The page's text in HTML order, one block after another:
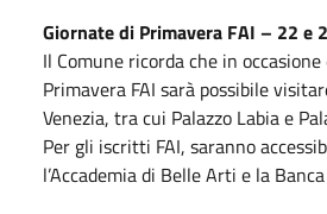
Giornate di Primavera FAI – 22 e
Il Comune ricorda che in
Primavera FAI sarà possibile
Venezia, tra cui Palazzo Labia e
Per gli iscritti FAI, saranno
l’Accademia di Belle Arti e la